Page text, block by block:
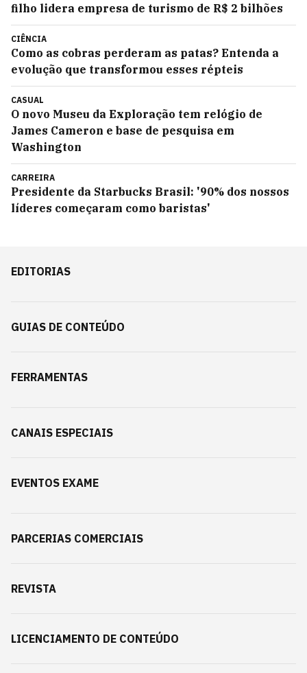
filho lidera empresa de turismo de R$ 2 bilhões
CIÊNCIA
Como as cobras perderam as patas? Entenda a
evolução que transformou esses répteis
CASUAL
O novo Museu da Exploração tem relógio de
James Cameron e base de pesquisa em
Washington
CARREIRA
Presidente da Starbucks Brasil: '90% dos nossos
líderes começaram como baristas'
EDITORIAS
GUIAS DE CONTEÚDO
FERRAMENTAS
CANAIS ESPECIAIS
EVENTOS EXAME
PARCERIAS COMERCIAIS
REVISTA
LICENCIAMENTO DE CONTEÚDO